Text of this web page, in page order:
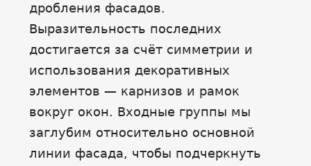
дробления фасадов.
Выразительность последних
достигается за счёт симметрии и
использования декоративных
элементов — карнизов и рамок
вокруг окон. Входные группы мы
заглубим относительно основной
линии фасада, чтобы подчеркнуть